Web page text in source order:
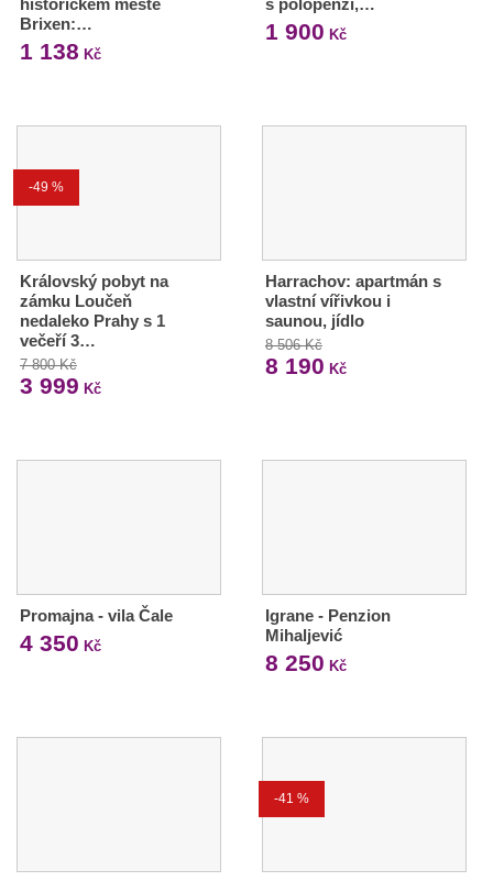
Brixen:…
1 138 Kč
1 900 Kč
-49 %
Královský pobyt na
zámku Loučeň
nedaleko Prahy s 1
večeří 3…
7 800 Kč
3 999 Kč
Harrachov: apartmán s
vlastní vířivkou i
saunou, jídlo
8 506 Kč
8 190 Kč
Promajna - vila Čale
4 350 Kč
Igrane - Penzion
Mihaljević
8 250 Kč
-41 %